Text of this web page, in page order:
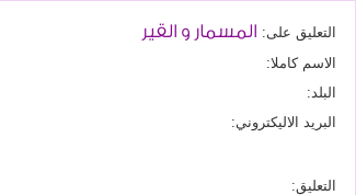
التعليق على: المسمار و القير
الاسم كاملا:
البلد:
البريد الاليكتروني:
التعليق: